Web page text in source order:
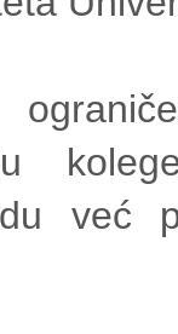
već